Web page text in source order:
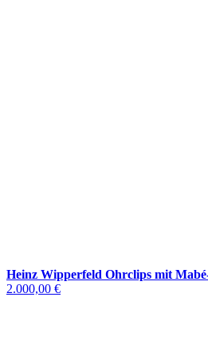
Heinz Wipperfeld Ohrclips mit
2.000,00 €